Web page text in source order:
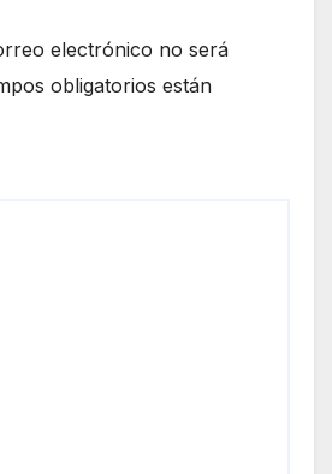
electrónico no será
obligatorios están